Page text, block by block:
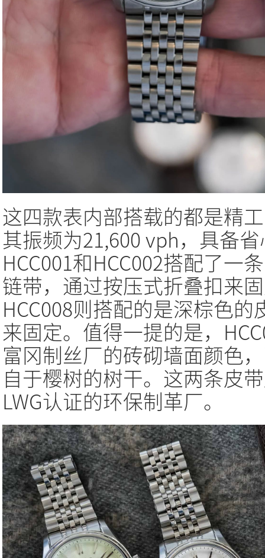
这四款表内部搭载的都是精
其振频为21,600 vph，具备
HCC001和HCC002搭配了一
链带，通过按压式折叠扣来
HCC008则搭配的是深棕色
来固定。值得一提的是，
富冈制丝厂的砖砌墙面颜色
自于樱树的树干。这两条皮
LWG认证的环保制革厂。